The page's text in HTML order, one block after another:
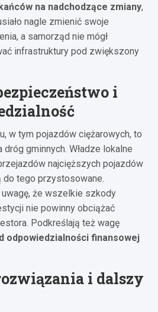
na nadchodzące zmiany,
nagle zmienić swoje
a samorząd nie mógł
infrastruktury pod zwiększony
i
w tym pojazdów ciężarowych, to
gminnych. Władze lokalne
najcięższych pojazdów
do tego przystosowane.
że wszelkie szkody
nie powinny obciążać
Podkreślają też wagę
odpowiedzialności finansowej
i dalszy